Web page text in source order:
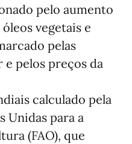
pelo aumento
vegetais e
pelas
e pelos preços da
calculado pela
Unidas para a
(FAO), que